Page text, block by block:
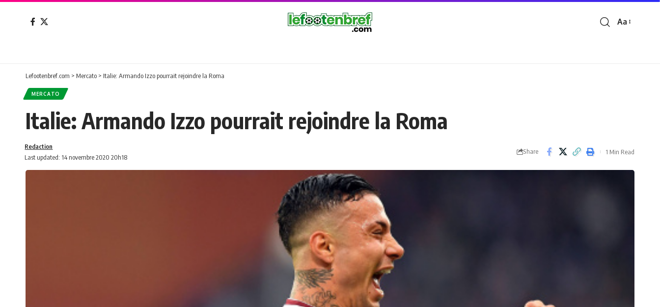
Font
Aa
Lefootenbref.com > Mercato > Italie: Armando Izzo pourrait rejoindre la Roma
MERCATO
Italie: Armando Izzo pourrait rejoindre la Roma
Last updated: 14 novembre 2020 20h18
Redaction
Share 1 Min Read